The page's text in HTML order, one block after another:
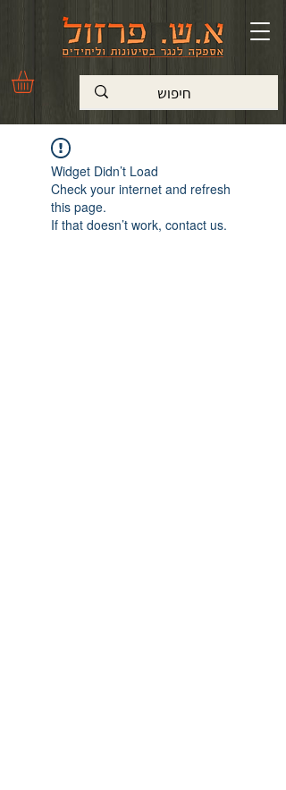
Widget Didn’t Load
Check your internet and refresh
this page.
If that doesn’t work, contact us.